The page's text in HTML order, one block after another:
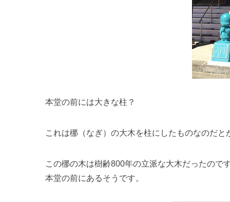
本堂の前には大きな柱？
これは梛（なぎ）の大木を柱にしたものなのだと
この梛の木は樹齢800年の立派な大木だったので
本堂の前にあるそうです。